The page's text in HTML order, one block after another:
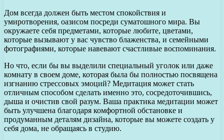
Дом всегда должен быть местом спокойствия и
умиротворения, оазисом посреди суматошного мира. Вы
окружаете себя предметами, которые любите, цветами,
которые вызывают у вас чувство блаженства, и семейными
фотографиями, которые навевают счастливые воспоминания.
Но что, если бы вы выделили специальный уголок или даже
комнату в своем доме, которая была бы полностью посвящена
изгнанию стрессовых эмоций? Медитация может стать
отличным способом сделать именно это, сосредоточившись,
дыша и очистив свой разум. Ваша практика медитации может
быть улучшена благодаря комфортной обстановке и
продуманным деталям дизайна, которые вы можете создать у
себя дома, не обращаясь в студию.